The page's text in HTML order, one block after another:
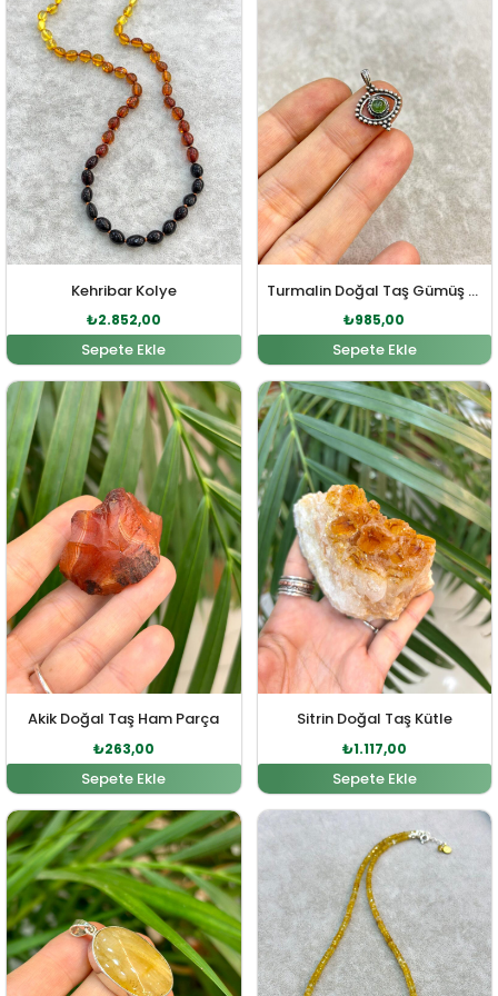
Kehribar Kolye
₺2.852,00
Sepete Ekle
Turmalin Doğal Taş Gümüş Kolye Ucu
₺985,00
Sepete Ekle
Akik Doğal Taş Ham Parça
Orijinal fiyat: ₺289,00.
₺263,00
Şu andaki fiyat: ₺263,00.
Sepete Ekle
Sitrin Doğal Taş Kütle
Orijinal fiyat:
₺1.117,00
Şu andaki
Sepete Ekle
Orijinal fiyat: ₺3.736,00.
Şu andaki fiyat: ₺3.397,00.Orijinal fiyat:Şu andaki